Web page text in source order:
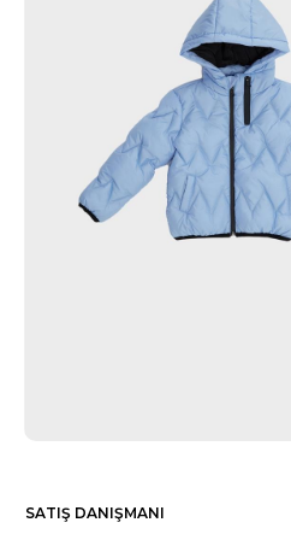
SATIŞ DANIŞMANI